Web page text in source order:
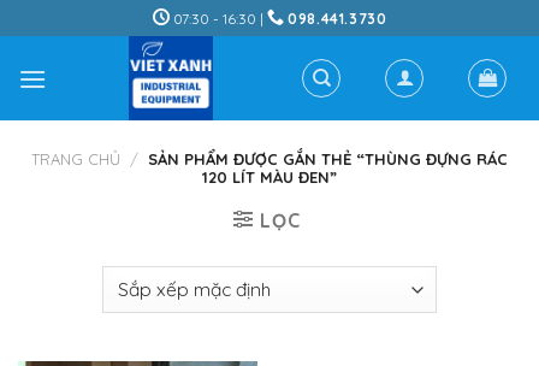
to
content
07:30 - 16:30 | 098.441.3730
TRANG CHỦ / SẢN PHẨM ĐƯỢC GẮN THẺ “THÙNG ĐỰNG RÁC
120 LÍT MÀU ĐEN”
LỌC